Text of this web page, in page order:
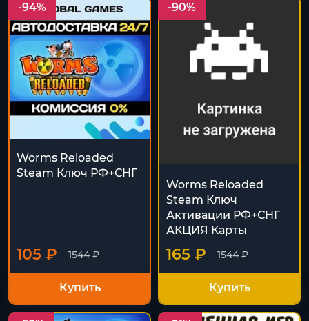
-94%
Worms Reloaded
Steam Ключ РФ+СНГ
1544 ₽
105 ₽
Купить
-90%
Worms Reloaded
Steam Ключ
Активации РФ+СНГ
АКЦИЯ Карты
1544 ₽
165 ₽
Купить